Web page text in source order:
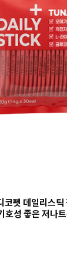
펫 데일리스틱
성 좋은 저나트